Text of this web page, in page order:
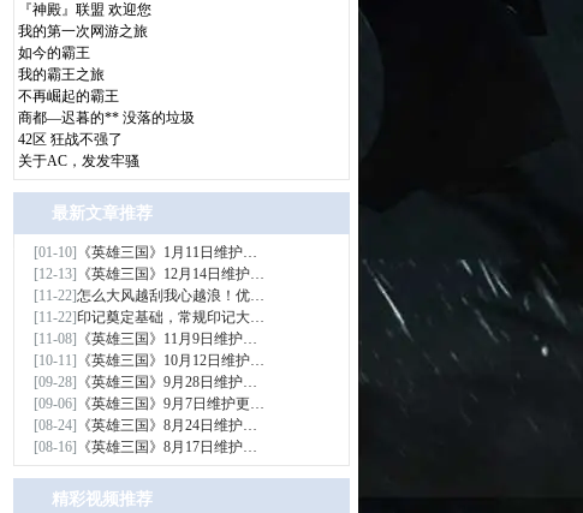
『神殿』联盟 欢迎您
我的第一次网游之旅
如今的霸王
我的霸王之旅
不再崛起的霸王
商都—迟暮的** 没落的垃圾
42区 狂战不强了
关于AC，发发牢骚
最新文章推荐
更多>[01-10]
《英雄三国》1月11日维护…
[12-13]
《英雄三国》12月14日维护…
[11-22]怎么大风越刮我心越浪！优…
[11-22]印记奠定基础，常规印记大…
[11-08]
《英雄三国》11月9日维护…
[10-11]
《英雄三国》10月12日维护…
[09-28]
《英雄三国》9月28日维护…
[09-06]
《英雄三国》9月7日维护更…
[08-24]
《英雄三国》8月24日维护…
[08-16]
《英雄三国》8月17日维护…
精彩视频推荐